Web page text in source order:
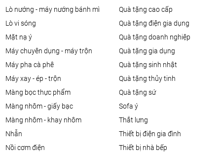
lò nướng - máy nướng bánh mì
lò vi sóng
mặt nạ ý
máy chuyên dụng - máy trộn
máy pha cà phê
máy xay - ép - trộn
màng bọc thực phẩm
màng nhôm - giấy bạc
màng nhôm - khay nhôm
nhẫn
nồi cơm điện
quà tặng cao cấp
quà tặng điện gia dụng
quà tặng doanh nghiệp
quà tặng gia dụng
quà tặng sinh nhật
quà tặng thủy tinh
quà tặng sứ
sofa ý
thắt lưng
thiết bị điện gia đình
thiết bị nhà bếp